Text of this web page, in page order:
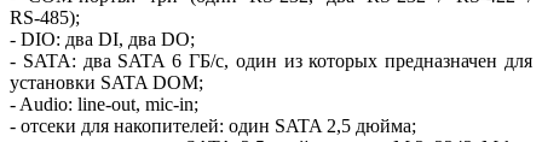
RS‑485);
- DIO: два DI, два DO;
- SATA: два SATA 6 ГБ/с, один из которых предназначен для
установки SATA DOM;
- Audio: line-out, mic-in;
- отсеки для накопителей: один SATA 2,5 дюйма;